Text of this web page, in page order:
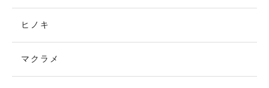
ヒノキ
マクラメ